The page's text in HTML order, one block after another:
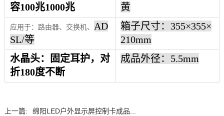
容100兆1000兆
黄
应用于：路由器、交换机、
AD
SL/等
箱子尺寸：355×355×
210mm
水晶头：
固定耳护，对
折180度不断
成品外径： 5.5mm
上一篇:
绵阳LED户外显示屏控制卡成品...